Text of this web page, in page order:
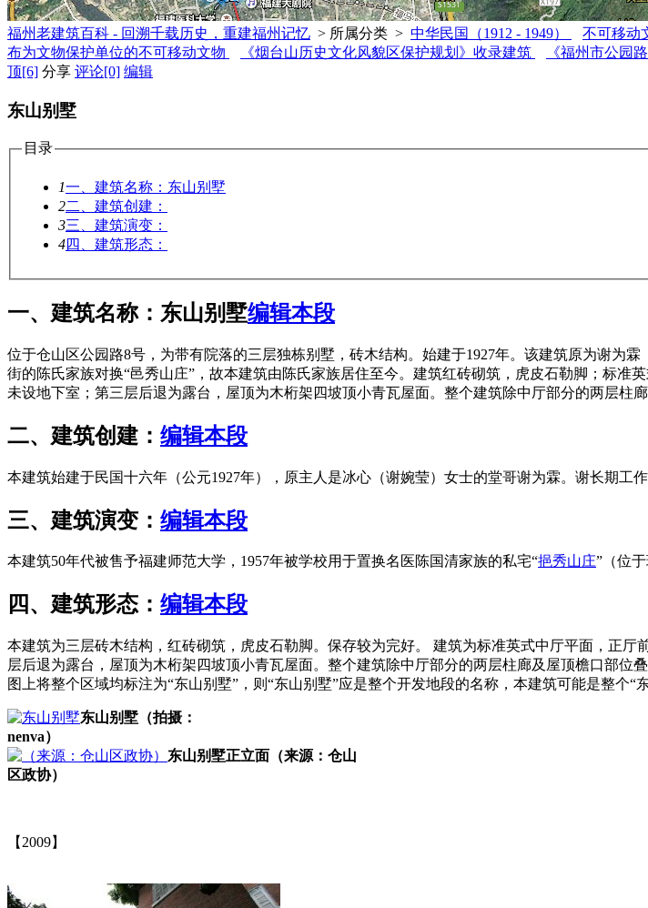
福州老建筑百科 - 回溯千载历史，重建福州记忆 > 所属分类 > 中华民国（1912 - 1949） 不可移动
布为文物保护单位的不可移动文物
《烟台山历史文化风貌区保护规划》收录建筑 《福州市公园
顶[6] 分享 评论[0] 编辑
东山别墅
目录
1一、建筑名称：东山别墅
2二、建筑创建：
3三、建筑演变：
4四、建筑形态：
一、建筑名称：东山别墅编辑本段
位于仓山区公园路8号，为带有院落的三层独栋别墅，砖木结构。始建于1927年。该建筑原为谢为
街的陈氏家族对换“邑秀山庄”，故本建筑由陈氏家族居住至今。建筑红砖砌筑，虎皮石勒脚；标
未设地下室；第三层后退为露台，屋顶为木桁架四坡顶小青瓦屋面。整个建筑除中厅部分的两层柱
二、建筑创建： 编辑本段
本建筑始建于民国十六年（公元1927年），原主人是冰心（谢婉莹）女士的堂哥谢为霖。谢长期工
三、建筑演变： 编辑本段
本建筑50年代被售予福建师范大学，1957年被学校用于置换名医陈国清家族的私宅“挹秀山庄”（位
四、建筑形态： 编辑本段
本建筑为三层砖木结构，红砖砌筑，虎皮石勒脚。保存较为完好。 建筑为标准英式中厅平面，正
层后退为露台，屋顶为木桁架四坡顶小青瓦屋面。整个建筑除中厅部分的两层柱廊及屋顶檐口部
图上将整个区域均标注为“东山别墅”，则“东山别墅”应是整个开发地段的名称，本建筑可能是整个“
东山别墅（拍摄：
nenva）
东山别墅正立面（来源：仓山
区政协）
【2009】